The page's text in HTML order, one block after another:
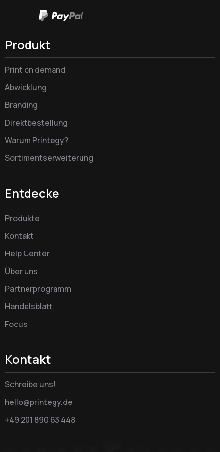
Produkt
Print on demand
Abwicklung
Branding
Direktbestellung
Warum Printegy?
Sortimentserweiterung
Entdecke
Produkte
Kontakt
Help Center
Über uns
Partnerprogramm
Handelsblatt
Focus
Kontakt
Schreibe uns!
hello@printegy.de
+49 201 890 63 448